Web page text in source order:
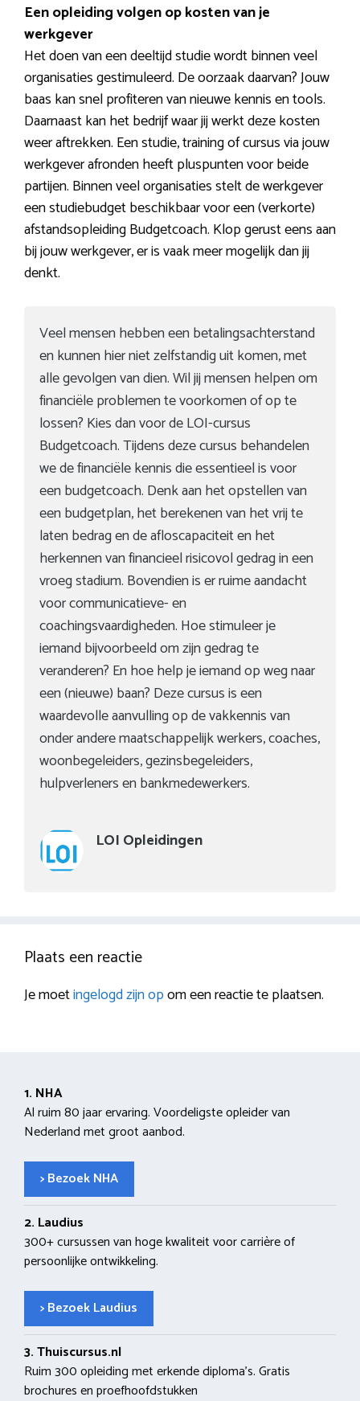
Een opleiding volgen op kosten van je
werkgever
Het doen van een deeltijd studie wordt binnen veel
organisaties gestimuleerd. De oorzaak daarvan? Jouw
baas kan snel profiteren van nieuwe kennis en tools.
Daarnaast kan het bedrijf waar jij werkt deze kosten
weer aftrekken. Een studie, training of cursus via jouw
werkgever afronden heeft pluspunten voor beide
partijen. Binnen veel organisaties stelt de werkgever
een studiebudget beschikbaar voor een (verkorte)
afstandsopleiding Budgetcoach. Klop gerust eens aan
bij jouw werkgever, er is vaak meer mogelijk dan jij
denkt.
Veel mensen hebben een betalingsachterstand
en kunnen hier niet zelfstandig uit komen, met
alle gevolgen van dien. Wil jij mensen helpen om
financiële problemen te voorkomen of op te
lossen? Kies dan voor de LOI-cursus
Budgetcoach. Tijdens deze cursus behandelen
we de financiële kennis die essentieel is voor
een budgetcoach. Denk aan het opstellen van
een budgetplan, het berekenen van het vrij te
laten bedrag en de afloscapaciteit en het
herkennen van financieel risicovol gedrag in een
vroeg stadium. Bovendien is er ruime aandacht
voor communicatieve- en
coachingsvaardigheden. Hoe stimuleer je
iemand bijvoorbeeld om zijn gedrag te
veranderen? En hoe help je iemand op weg naar
een (nieuwe) baan? Deze cursus is een
waardevolle aanvulling op de vakkennis van
onder andere maatschappelijk werkers, coaches,
woonbegeleiders, gezinsbegeleiders,
hulpverleners en bankmedewerkers.
LOI Opleidingen
Plaats een reactie
Je moetingelogd zijn opom een reactie te plaatsen.
1. NHA
Al ruim 80 jaar ervaring. Voordeligste opleider van
Nederland met groot aanbod.
> Bezoek NHA
2. Laudius
300+ cursussen van hoge kwaliteit voor carrière of
persoonlijke ontwikkeling.
> Bezoek Laudius
3. Thuiscursus.nl
Ruim 300 opleiding met erkende diploma’s. Gratis
brochures en proefhoofdstukken